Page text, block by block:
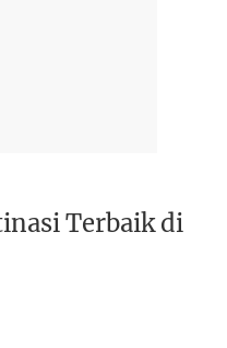
Terbaik di